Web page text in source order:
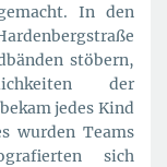
In den
stöbern,
der
jedes Kind
wurden Teams
sich